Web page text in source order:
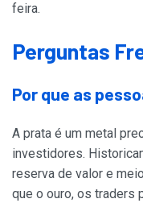
feira.
Perguntas
Por que as
A prata é um metal
investidores.
reserva de valor e
que o ouro, os traders